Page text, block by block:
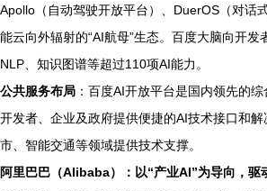
Apollo（自动驾驶开放平台）、DuerOS（对话
能云向外辐射的“AI航母”生态。百度大脑向开发
NLP、知识图谱等超过110项AI能力。
公共服务布局 ：百度AI开放平台是国内领先的
开发者、企业及政府提供便捷的AI技术接口和
市、智能交通等领域提供技术支撑。
阿里巴巴（Alibaba）：以“产业AI”为导向，驱